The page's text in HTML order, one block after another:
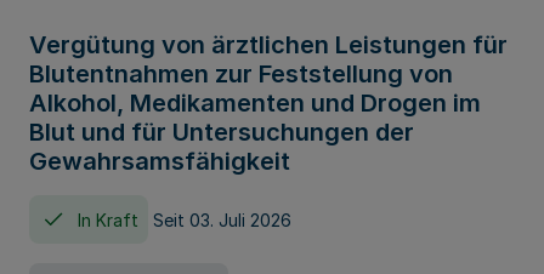
Vergütung von ärztlichen Leistungen für
Blutentnahmen zur Feststellung von
Alkohol, Medikamenten und Drogen im
Blut und für Untersuchungen der
Gewahrsamsfähigkeit
In Kraft Seit 03. Juli 2026